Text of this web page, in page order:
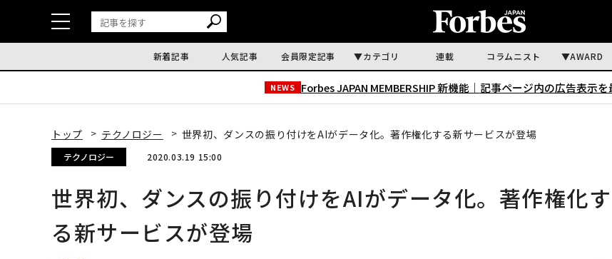
新着記事 人気記事 会員限定記事 カテゴリ 連載 コラムニスト AWARD
NEWS Forbes JAPAN MEMBERSHIP 新機能｜ 記事ページ内の広告表示
トップ テクノロジー 世界初、ダンスの振り付けをAIがデータ化。著作権化する新サービスが登場
テクノロジー 2020.03.19 15:00
世界初、ダンスの振り付けをAIがデータ化。著作権化す
る新サービスが登場